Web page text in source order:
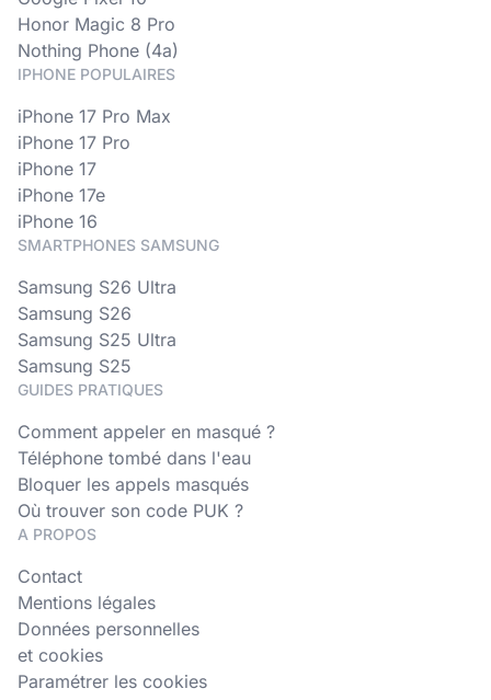
Honor Magic 8 Pro
Nothing Phone (4a)
IPHONE POPULAIRES
iPhone 17 Pro Max
iPhone 17 Pro
iPhone 17
iPhone 17e
iPhone 16
SMARTPHONES SAMSUNG
Samsung S26 Ultra
Samsung S26
Samsung S25 Ultra
Samsung S25
GUIDES PRATIQUES
Comment appeler en masqué ?
Téléphone tombé dans l'eau
Bloquer les appels masqués
Où trouver son code PUK ?
A PROPOS
Contact
Mentions légales
Données personnelles
et cookies
Paramétrer les cookies